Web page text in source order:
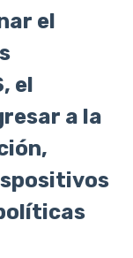
el
el
a la